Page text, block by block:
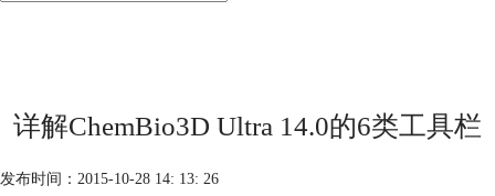
详解ChemBio3D Ultra 14.0的6类工具栏
发布时间：2015-10-28 14: 13: 26